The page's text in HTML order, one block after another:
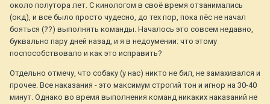
около полутора лет. С кинологом в своё время отзанимались
(окд), и все было просто чудесно, до тех пор, пока пёс не начал
бояться (??) выполнять команды. Началось это совсем недавно,
буквально пару дней назад, и я в недоумении: что этому
поспособствовало и как это исправить?
Отдельно отмечу, что собаку (у нас) никто не бил, не замахивался и
прочее. Все наказания - это максимум строгий тон и игнор на 30-40
минут. Однако во время выполнения команд никаких наказаний не